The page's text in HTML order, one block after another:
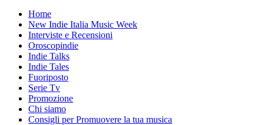
Primary
Menu
Home
New Indie Italia Music Week
Interviste e Recensioni
Oroscopindie
Indie Talks
Indie Tales
Fuoriposto
Serie Tv
Promozione
Chi siamo
Consigli per Promuovere la tua musica